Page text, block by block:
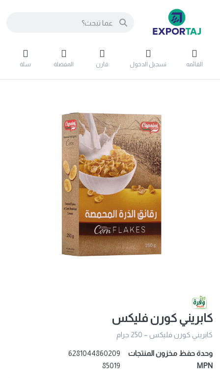
القائمه تسجيل الدخول قارن المفضلة سلة
كابريني كورن فليكس
كابريني كورن فليكس – 250 جرام
وحدة حفظ مخزون المنتجات
6281044860209
MPN
85019